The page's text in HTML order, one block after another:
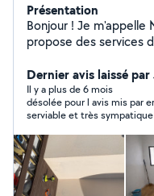
Présentation
Bonjour ! Je m'appelle
propose des services
200 missions avec
pour : peinture
et revêtement de sol,
déménagement et
nettoyage et petits
disponible
alentours, et je
à me contacter, je
Dernier avis laissé
Il y a plus de 6 mois
désolée pour l avis mis par erreur vous etes une personne trèes
serviable et très